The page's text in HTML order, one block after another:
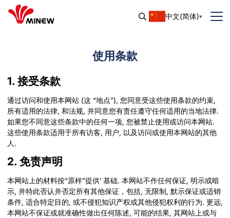
中文(简体)
使用条款
1. 接受条款
通过访问和使用本网站 (这 “地点”), 您同意受这些使用条款的约束,
所有适用的法律, 和法规, 并同意您有责任遵守任何适用的当地法律.
如果您不同意这些条款中的任何一项, 您被禁止使用或访问本网站.
这些使用条款适用于所有访客, 用户, 以及访问或使用本网站的其他
人.
2. 免责声明
本网站上的材料按“原样”提供’ 基础. 本网站不作任何保证, 明示或暗
示, 并特此否认并否定所有其他保证，包括, 无限制, 默示保证或适销
条件, 适合特定目的, 或不侵犯知识产权或其他侵犯权利的行为. 更远,
本网站不保证或就准确性做出任何陈述, 可能的结果, 其网站上或与